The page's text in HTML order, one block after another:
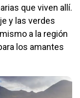
que viven allí.
y las verdes
a la región
los amantes